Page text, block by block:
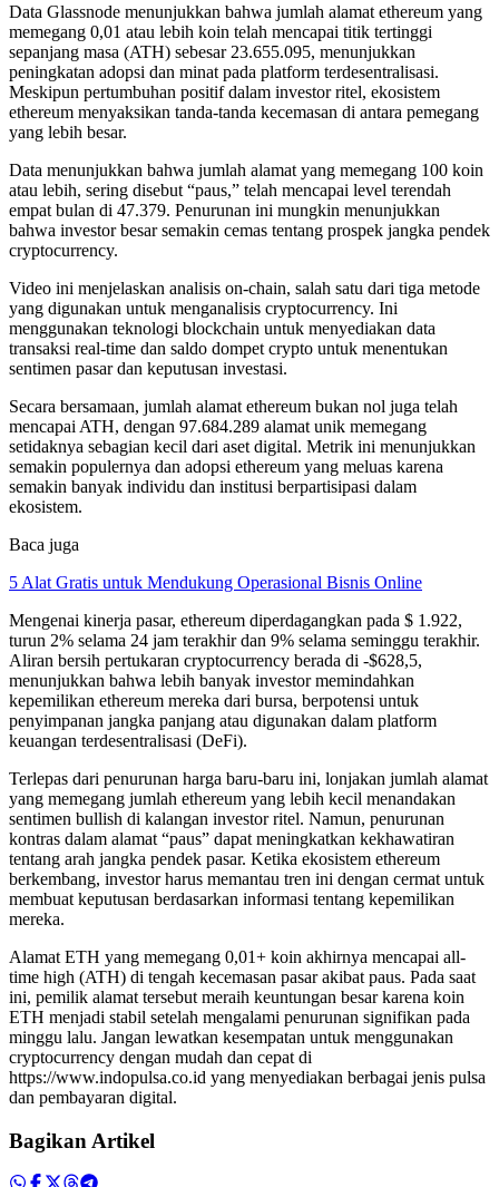
Data Glassnode menunjukkan bahwa jumlah alamat ethereum yang
memegang 0,01 atau lebih koin telah mencapai titik tertinggi
sepanjang masa (ATH) sebesar 23.655.095, menunjukkan
peningkatan adopsi dan minat pada platform terdesentralisasi.
Meskipun pertumbuhan positif dalam investor ritel, ekosistem
ethereum menyaksikan tanda-tanda kecemasan di antara pemegang
yang lebih besar.
Data menunjukkan bahwa jumlah alamat yang memegang 100 koin
atau lebih, sering disebut “paus,” telah mencapai level terendah
empat bulan di 47.379. Penurunan ini mungkin menunjukkan
bahwa investor besar semakin cemas tentang prospek jangka pendek
cryptocurrency.
Video ini menjelaskan analisis on-chain, salah satu dari tiga metode
yang digunakan untuk menganalisis cryptocurrency. Ini
menggunakan teknologi blockchain untuk menyediakan data
transaksi real-time dan saldo dompet crypto untuk menentukan
sentimen pasar dan keputusan investasi.
Secara bersamaan, jumlah alamat ethereum bukan nol juga telah
mencapai ATH, dengan 97.684.289 alamat unik memegang
setidaknya sebagian kecil dari aset digital. Metrik ini menunjukkan
semakin populernya dan adopsi ethereum yang meluas karena
semakin banyak individu dan institusi berpartisipasi dalam
ekosistem.
Baca juga
5 Alat Gratis untuk Mendukung Operasional Bisnis Online
Mengenai kinerja pasar, ethereum diperdagangkan pada $ 1.922,
turun 2% selama 24 jam terakhir dan 9% selama seminggu terakhir.
Aliran bersih pertukaran cryptocurrency berada di -$628,5,
menunjukkan bahwa lebih banyak investor memindahkan
kepemilikan ethereum mereka dari bursa, berpotensi untuk
penyimpanan jangka panjang atau digunakan dalam platform
keuangan terdesentralisasi (DeFi).
Terlepas dari penurunan harga baru-baru ini, lonjakan jumlah alamat
yang memegang jumlah ethereum yang lebih kecil menandakan
sentimen bullish di kalangan investor ritel. Namun, penurunan
kontras dalam alamat “paus” dapat meningkatkan kekhawatiran
tentang arah jangka pendek pasar. Ketika ekosistem ethereum
berkembang, investor harus memantau tren ini dengan cermat untuk
membuat keputusan berdasarkan informasi tentang kepemilikan
mereka.
Alamat ETH yang memegang 0,01+ koin akhirnya mencapai all-
time high (ATH) di tengah kecemasan pasar akibat paus. Pada saat
ini, pemilik alamat tersebut meraih keuntungan besar karena koin
ETH menjadi stabil setelah mengalami penurunan signifikan pada
minggu lalu. Jangan lewatkan kesempatan untuk menggunakan
cryptocurrency dengan mudah dan cepat di
https://www.indopulsa.co.id yang menyediakan berbagai jenis pulsa
dan pembayaran digital.
Bagikan Artikel